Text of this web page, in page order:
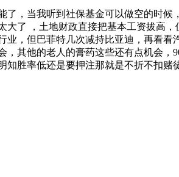
，当我听到社保基金可以做空的时
了 ，土地财政直接把基本工资拔高
，但巴菲特几次减持比亚迪，再看
其他的老人的膏药这些还有点机会
胜率低还是要押注那就是不折不扣